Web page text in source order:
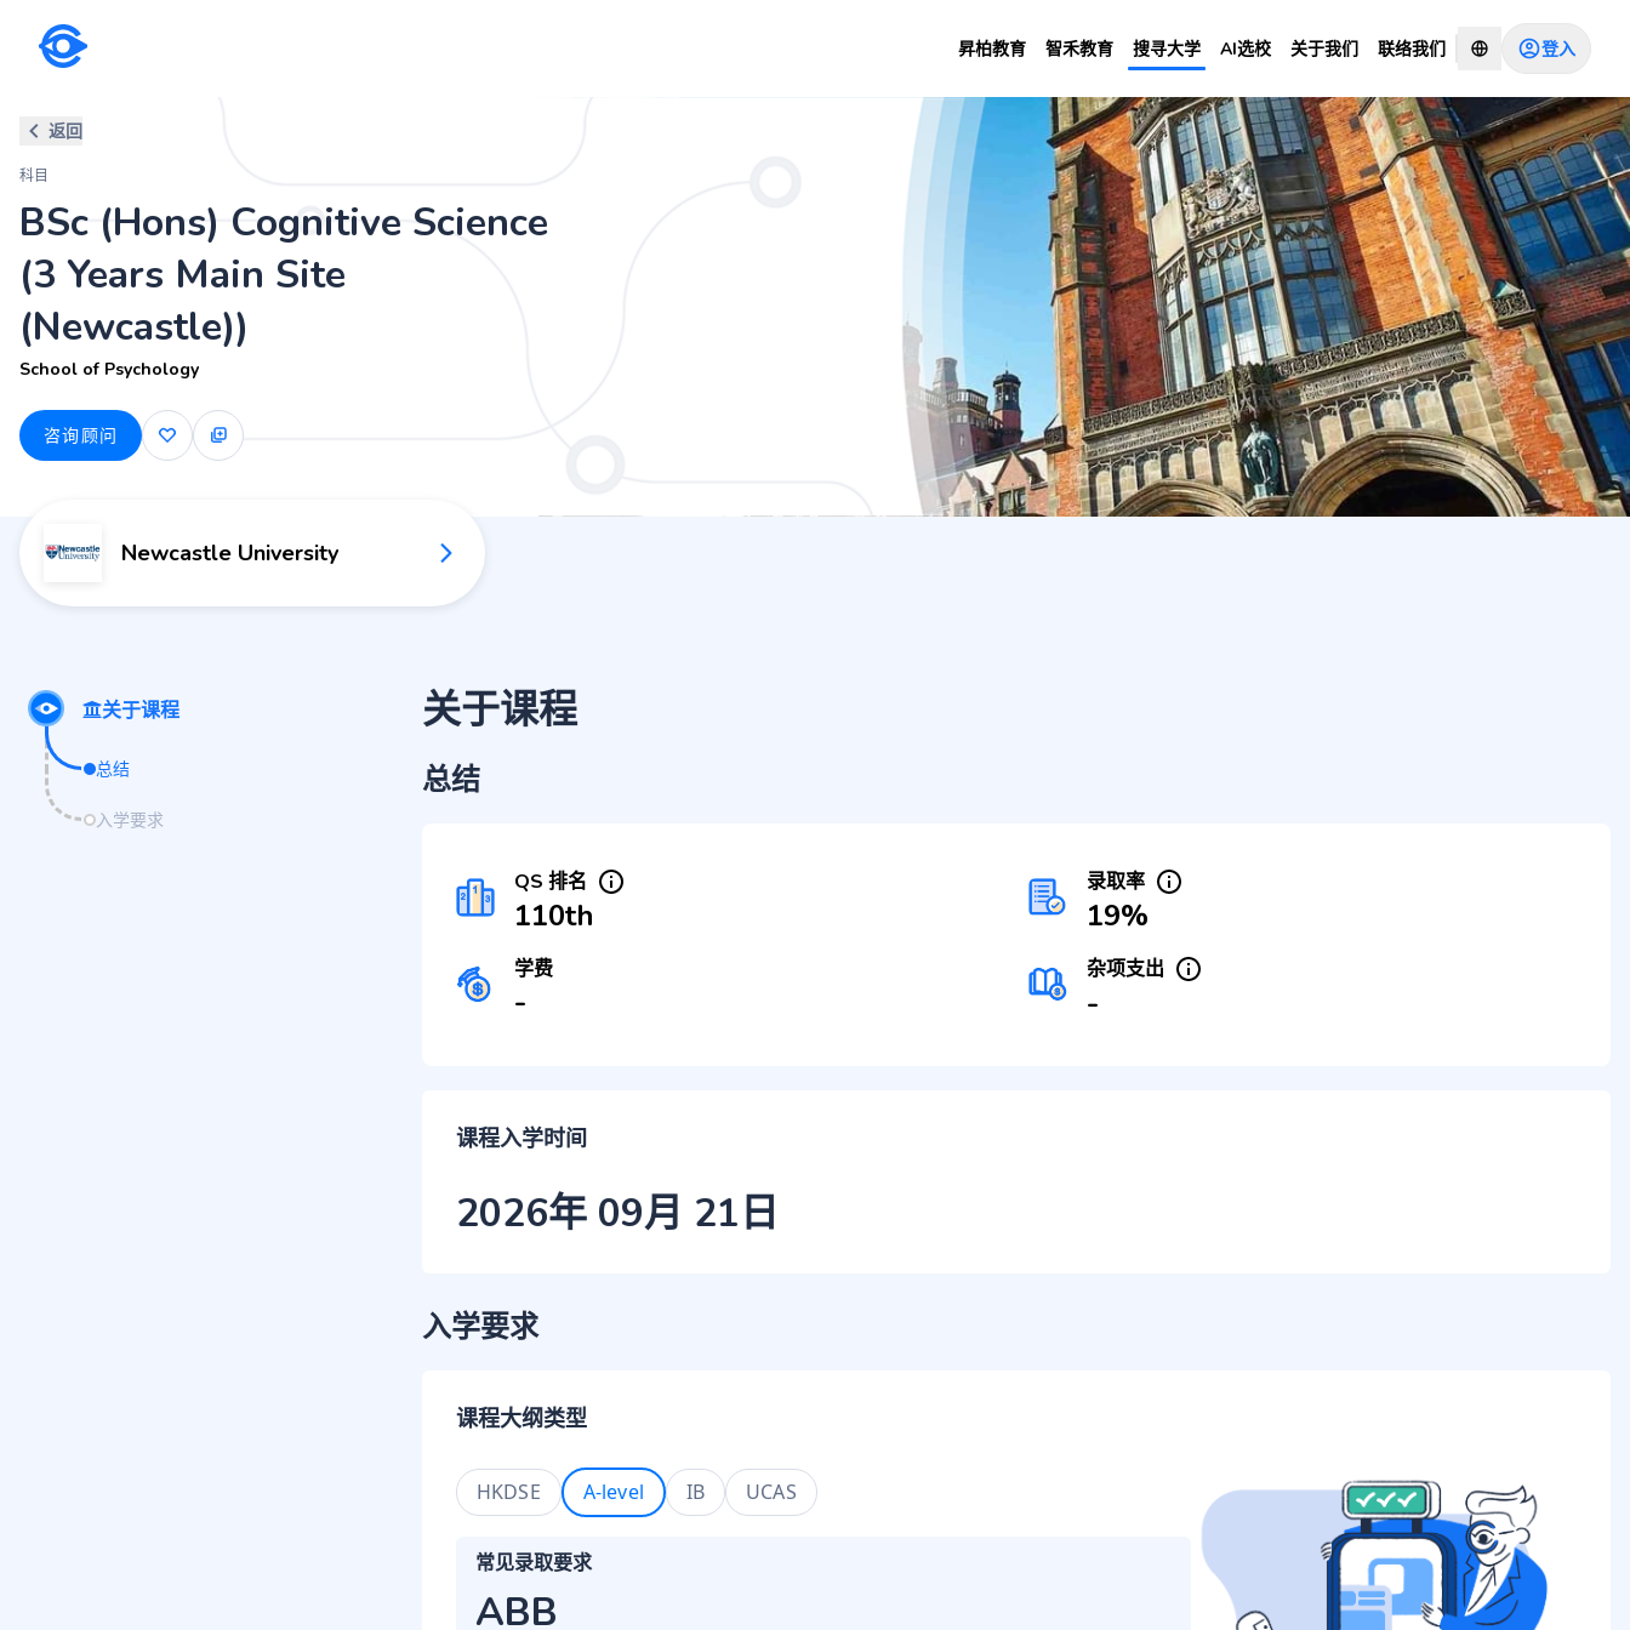
昇柏教育 智禾教育 搜寻大学 AI选校 关于我们 联络我们 登入
BSc (Hons) Cognitive Science (3 Years Main Site (Newcastle)) 咨询顾问
返回
科目
BSc (Hons) Cognitive Science
(3 Years Main Site
(Newcastle))
School of Psychology
咨询顾问
Newcastle University
关于课程
总结
入学要求
关于课程
总结
QS 排名
110th
录取率
19%
学费
-
杂项支出
-
课程入学时间
2026年 09月 21日
入学要求
课程大纲类型
HKDSE A-level IB UCAS
常见录取要求
ABB